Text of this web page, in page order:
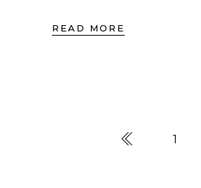
READ MORE
1